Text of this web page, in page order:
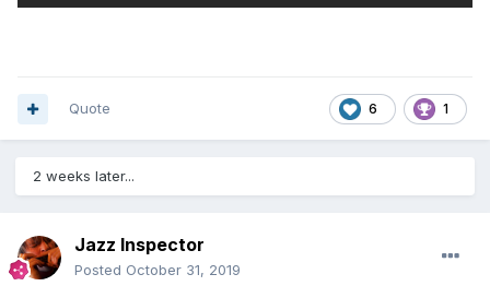
6 1
Quote
2 weeks later...
Jazz Inspector
Posted October 31, 2019